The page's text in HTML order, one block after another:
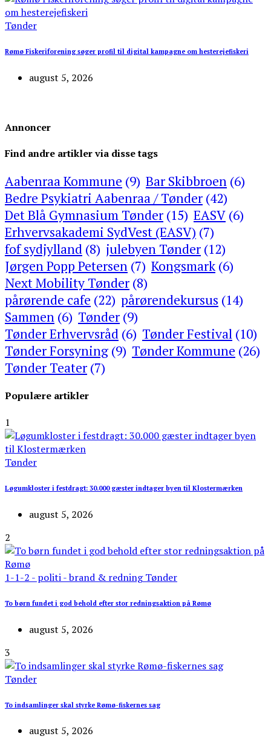
Tønder
Rømø Fiskeriforening søger profil til digital kampagne om hesterejefiskeri
august 5, 2026
Annoncer
Find andre artikler via disse tags
Aabenraa Kommune (9) Bar Skibbroen (6)
Bedre Psykiatri Aabenraa / Tønder (42)
Det Blå Gymnasium Tønder (15) EASV (6)
Erhvervsakademi SydVest (EASV) (7)
fof sydjylland (8) julebyen Tønder (12)
Jørgen Popp Petersen (7) Kongsmark (6)
Next Mobility Tønder (8)
pårørende cafe (22) pårørendekursus (14)
Sammen (6) Tønder (9)
Tønder Erhvervsråd (6) Tønder Festival (10)
Tønder Forsyning (9) Tønder Kommune (26)
Tønder Teater (7)
Populære artikler
1
Tønder
Løgumkloster i festdragt: 30.000 gæster indtager byen til Klostermærken
august 5, 2026
2
1-1-2 - politi - brand & redningTønder
To børn fundet i god behold efter stor redningsaktion på Rømø
august 5, 2026
3
Tønder
To indsamlinger skal styrke Rømø-fiskernes sag
august 5, 2026